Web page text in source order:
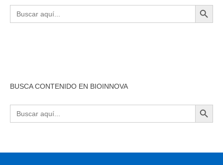
Buscar: BOTÓN DE
BUSCA CONTENIDO EN BIOINNOVA
Buscar: BOTÓN DE